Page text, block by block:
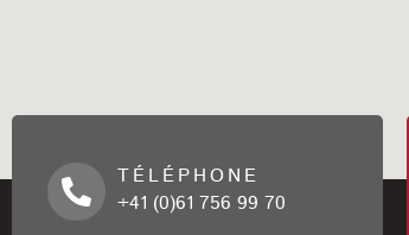
TÉLÉPHONE
+41 (0)61 756 99 70